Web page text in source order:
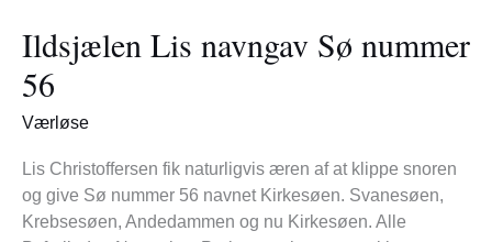
Ildsjælen Lis navngav Sø nummer
56
Værløse
Lis Christoffersen fik naturligvis æren af at klippe snoren
og give Sø nummer 56 navnet Kirkesøen. Svanesøen,
Krebsesøen, Andedammen og nu Kirkesøen. Alle
navngav
Sø
nummer
56